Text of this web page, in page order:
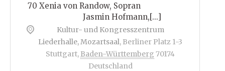
70 Xenia von Randow, Sopran
Jasmin Hofmann,[...]
Kultur- und Kongresszentrum
Liederhalle, Mozartsaal, Berliner Platz 1-3
Stuttgart, Baden-Württemberg 70174
Deutschland